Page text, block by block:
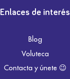
Enlaces de interés
Blog
Voluteca
Contacta y únete 😉